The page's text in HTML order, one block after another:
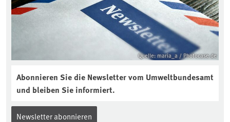
Quelle: maria_a / Photocase.de
Abonnieren Sie die Newsletter vom Umweltbundesamt
und bleiben Sie informiert.
Newsletter abonnieren